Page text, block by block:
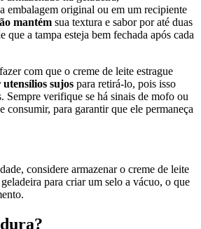
embalagem original ou em um recipiente
mantém sua textura e sabor por até duas
que a tampa esteja bem fechada após cada
com que o creme de leite estrague
sujos para retirá-lo, pois isso
Sempre verifique se há sinais de mofo ou
consumir, para garantir que ele permaneça
considere armazenar o creme de leite
para criar um selo a vácuo, o que